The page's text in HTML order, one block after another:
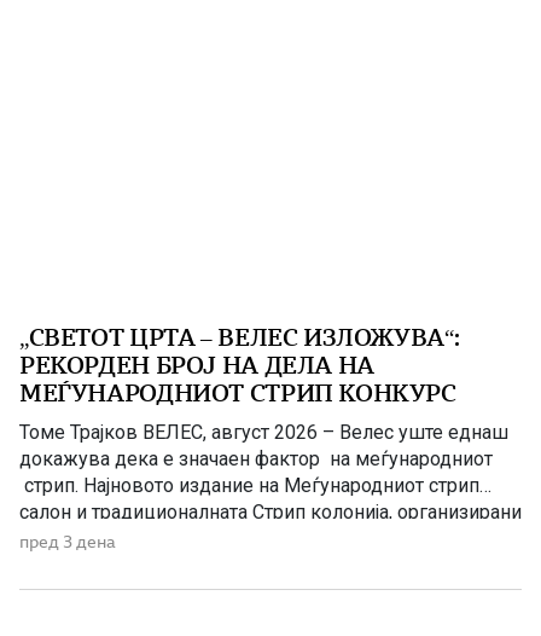
„СВЕТОТ ЦРТА – ВЕЛЕС ИЗЛОЖУВА“:
РЕКОРДЕН БРОЈ НА ДЕЛА НА
МЕЃУНАРОДНИОТ СТРИП КОНКУРС
Томе Трајков ВЕЛЕС, август 2026 – Велес уште еднаш
докажува дека е значаен фактор на меѓународниот
стрип. Најновото издание на Меѓународниот стрип
салон и традиционалната Стрип колонија, организирани
од Стрип центарот на Македонија (СЦМ-Велес),
на пријавени дела на меѓународниот конкурс. Притоа,
пред 3 дена